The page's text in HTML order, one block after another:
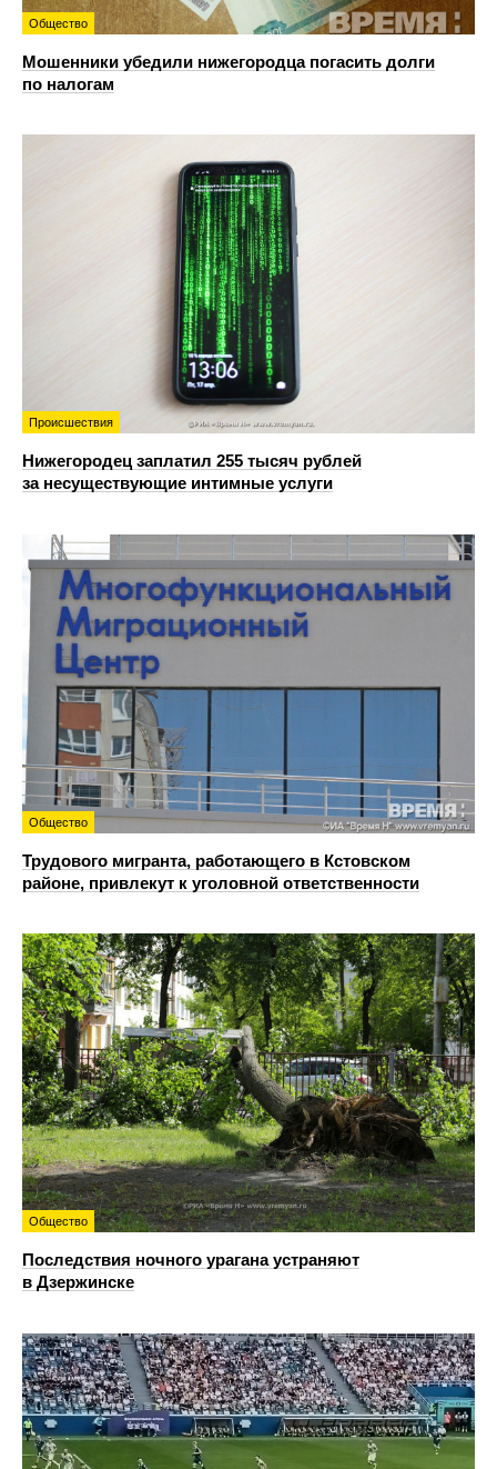
Общество
Мошенники убедили нижегородца погасить долги
по налогам
Происшествия
Нижегородец заплатил 255 тысяч рублей
за несуществующие интимные услуги
Общество
Трудового мигранта, работающего в Кстовском
районе, привлекут к уголовной ответственности
Общество
Последствия ночного урагана устраняют
в Дзержинске